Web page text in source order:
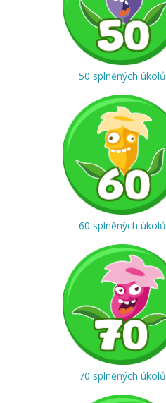
50 splněných úkolů
60 splněných úkolů
70 splněných úkolů